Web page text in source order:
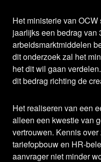
Het ministerie van
jaarlijks een bedrag van
arbeidsmarktmiddelen
dit onderzoek zal het
het dit wil gaan
dit bedrag richting de
Het realiseren van een
alleen een kwestie van
vertrouwen. Kennis
tariefopbouw en HR-
aanvrager niet minder